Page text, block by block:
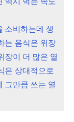
소비하는데 생
는 음식은 위장
장이 더 많은 열
은 상대적으로
그만큼 쓰는 열